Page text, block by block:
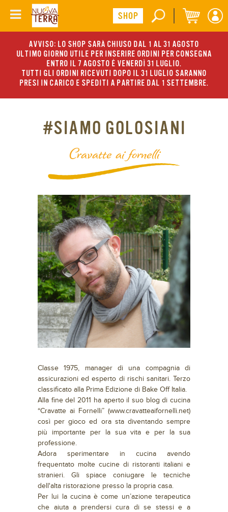
AVVISO: LO SHOP SARÀ CHIUSO DAL 1 AL 31 AGOSTO
ULTIMO GIORNO UTILE PER INSERIRE ORDINI PER CONSEGNA
ENTRO IL 7 AGOSTO È VENERDÌ 31 LUGLIO.
TUTTI GLI ORDINI RICEVUTI DOPO IL 31 LUGLIO SARANNO
PRESI IN CARICO E SPEDITI A PARTIRE DAL 1 SETTEMBRE.
#SIAMO GOLOSIANI
Cravatte ai fornelli
Classe 1975, manager di una compagnia di
assicurazioni ed esperto di rischi sanitari. Terzo
classificato alla Prima Edizione di Bake Off Italia.
Alla fine del 2011 ha aperto il suo blog di cucina
“Cravatte ai Fornelli” (www.cravatteaifornelli.net)
così per gioco ed ora sta diventando sempre
più importante per la sua vita e per la sua
professione.
Adora sperimentare in cucina avendo
frequentato molte cucine di ristoranti italiani e
stranieri. Gli spiace coniugare le tecniche
dell'alta ristorazione presso la propria casa.
Per lui la cucina è come un’azione terapeutica
che aiuta a prendersi cura di se stessi e a